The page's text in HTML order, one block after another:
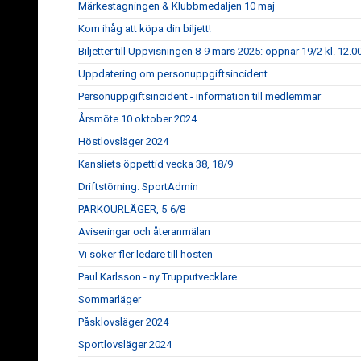
Märkestagningen & Klubbmedaljen 10 maj
Kom ihåg att köpa din biljett!
Biljetter till Uppvisningen 8-9 mars 2025: öppnar 19/2 kl.
Uppdatering om personuppgiftsincident
Personuppgiftsincident - information till medlemmar
Årsmöte 10 oktober 2024
Höstlovsläger 2024
Kansliets öppettid vecka 38, 18/9
Driftstörning: SportAdmin
PARKOURLÄGER, 5-6/8
Aviseringar och återanmälan
Vi söker fler ledare till hösten
Paul Karlsson - ny Trupputvecklare
Sommarläger
Påsklovsläger 2024
Sportlovsläger 2024